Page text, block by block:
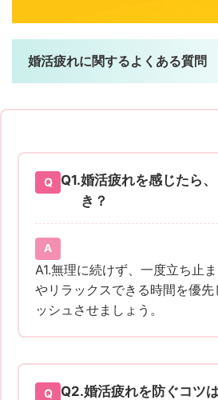
婚活疲れに関するよくある質問
Q1.婚活疲れを感じたら
き？
A1.無理に続けず、一度立ち止
やリラックスできる時間を優先
ッシュさせましょう。
Q2.婚活疲れを防ぐコツ